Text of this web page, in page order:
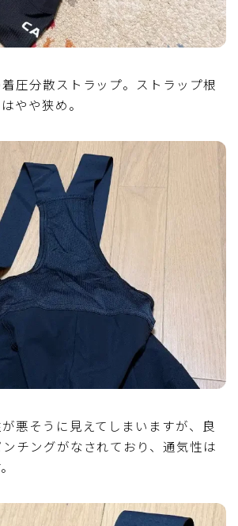
圧分散ストラップ。ストラップ根
やや狭め。
悪そうに見えてしまいますが、良
チングがなされており、通気性は